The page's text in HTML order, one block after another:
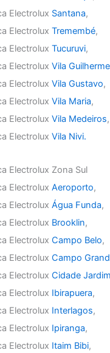
Electrolux Santana,
ElectroluxTremembé,
ElectroluxTucuruvi,
ElectroluxVila Guilherme
ElectroluxVila Gustavo,
ElectroluxVila Maria,
ElectroluxVila Medeiros,
ElectroluxVila Nivi.
Electrolux Zona Sul
ElectroluxAeroporto,
ElectroluxÁgua Funda,
Electrolux Brooklin,
ElectroluxCampo Belo,
ElectroluxCampo
ElectroluxCidade Jardim
Electrolux Ibirapuera,
Electrolux Interlagos,
Electrolux Ipiranga,
Electrolux Itaim Bibi,